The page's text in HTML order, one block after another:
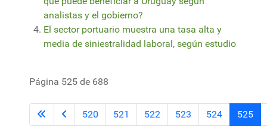
analistas y el gobierno?
El sector portuario muestra una tasa alta y
media de siniestralidad laboral, según estudio
Página 525 de 688
520 521 522 523 524 525